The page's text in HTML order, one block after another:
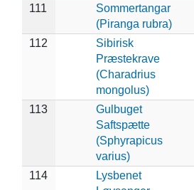
111
Sommertangar
(Piranga rubra)
112
Sibirisk
Præstekrave
(Charadrius
mongolus)
113
Gulbuget
Saftspætte
(Sphyrapicus
varius)
114
Lysbenet